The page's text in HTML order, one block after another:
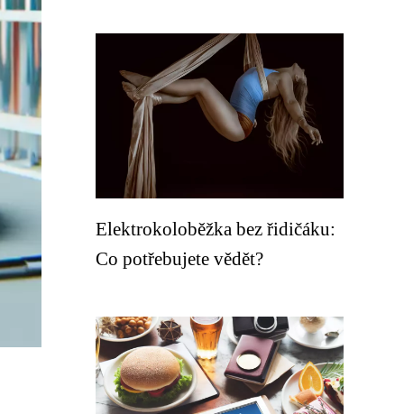
Elektrokoloběžka bez řidičáku:
Co potřebujete vědět?